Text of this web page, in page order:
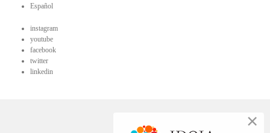
Español
instagram
youtube
facebook
twitter
linkedin